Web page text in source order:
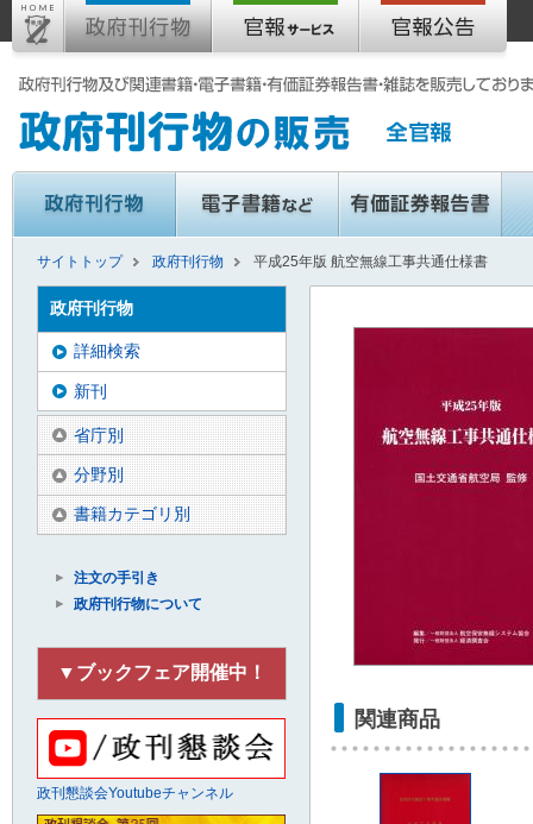
サイトトップ 政府刊行物 平成25年版 航空無線工事共通仕様書
関連商品
政府刊行物
詳細検索
新刊
省庁別
分野別
書籍カテゴリ別
注文の手引き
政府刊行物について
▼ブックフェア開催中！
政刊懇談会Youtubeチャンネル